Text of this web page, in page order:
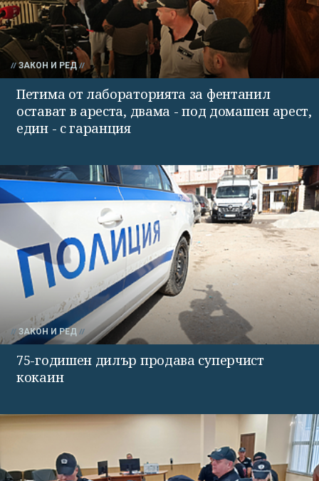
ЗАКОН И РЕД
Петима от лабораторията за фентанил
остават в ареста, двама - под домашен арест,
един - с гаранция
ЗАКОН И РЕД
75-годишен дилър продава суперчист
кокаин